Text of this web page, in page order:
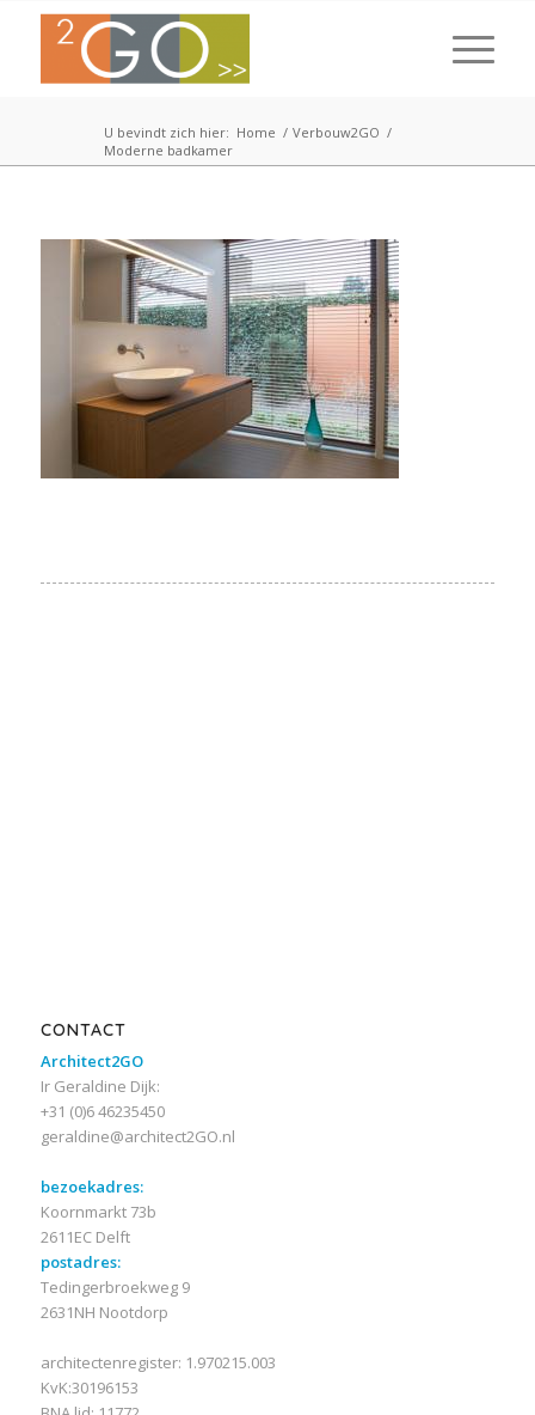
U bevindt zich hier: Home / Verbouw2GO /
Moderne badkamer
CONTACT
Architect2GO
Ir Geraldine Dijk:
+31 (0)6 46235450
geraldine@architect2GO.nl
bezoekadres:
Koornmarkt 73b
2611EC Delft
postadres:
Tedingerbroekweg 9
2631NH Nootdorp
architectenregister: 1.970215.003
KvK:30196153